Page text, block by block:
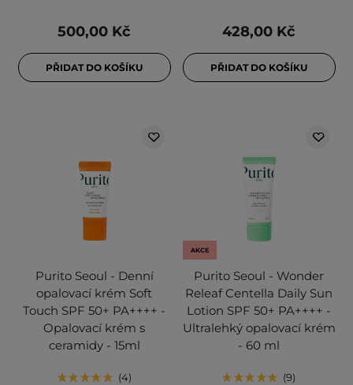
500,00 Kč
PŘIDAT DO KOŠÍKU
428,00 Kč
PŘIDAT DO KOŠÍKU
Purito Seoul - Denní
opalovací krém Soft
Touch SPF 50+ PA++++ -
Opalovací krém s
ceramidy - 15ml
4
AKCE
Purito Seoul - Wonder
Releaf Centella Daily Sun
Lotion SPF 50+ PA++++ -
Ultralehký opalovací krém
- 60 ml
9